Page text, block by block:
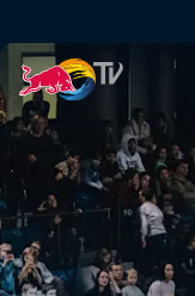
Simple